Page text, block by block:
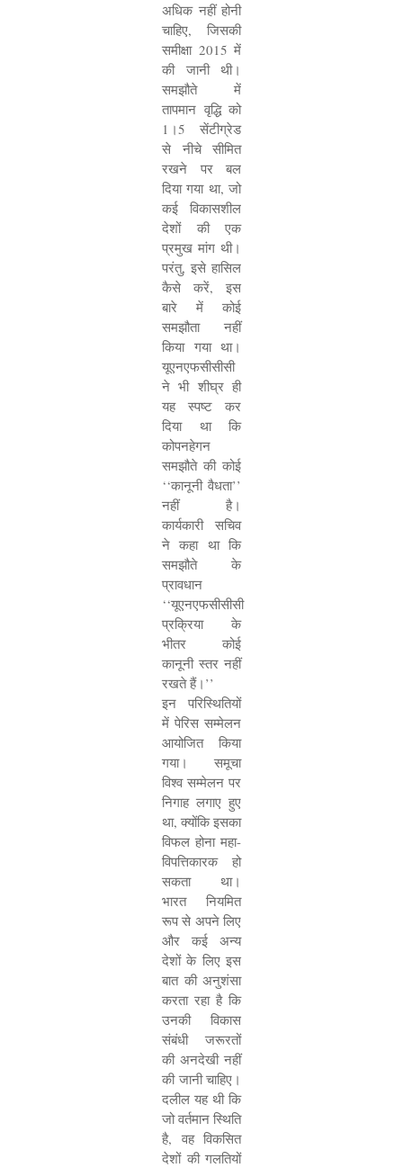
अधिक नहीं होनी
चाहिए, जिसकी
समीक्षा 2015 में
की जानी थी।
समझौते में
तापमान वृद्धि को
1 ।5 सेंटीग्रेड
से नीचे सीमित
रखने पर बल
दिया गया था,जो
कई विकासशील
देशों की एक
प्रमुख मांग थी।
परंतु, इसे हासिल
कैसे करें, इस
बारे में कोई
समझौता नहीं
किया गया था।
यूएनएफसीसीसी
ने भी शीघ्र ही
यह स्पष्ट कर
दिया था कि
कोपनहेगन
समझौते की कोई
‘‘कानूनी वैधता’’
नहीं है।
कार्यकारी सचिव
ने कहा था कि
समझौते के
प्रावधान
‘‘यूएनएफसीसीसी
प्रक्रिया के
भीतर कोई
कानूनी स्तर नहीं
रखते हैं। ’’
इन परिस्थितियों
में पेरिस सम्मेलन
आयोजित किया
गया। समूचा
विश्व सम्मेलन पर
निगाह लगाए हुए
था, क्योंकि इसका
विफल होना महा-
विपत्तिकारक हो
सकता था।
भारत नियमित
रूप से अपने लिए
और कई अन्य
देशों के लिए इस
बात की अनुशंसा
करता रहा है कि
उनकी विकास
संबंधी जरूरतों
की अनदेखी नहीं
की जानी चाहिए।
दलील यह थी कि
जो वर्तमान स्थिति
है, वह विकसित
देशों की गलतियों